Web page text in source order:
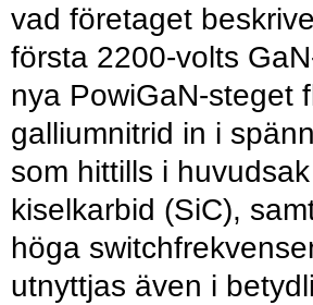
vad företaget
första 2200-volts
nya PowiGaN-steget
galliumnitrid in i
som hittills i
kiselkarbid (SiC),
höga
utnyttjas även i